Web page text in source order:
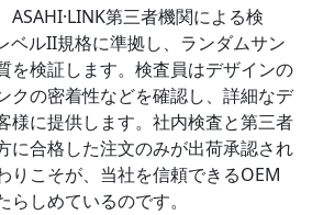
ASAHI·LINK第三者機関による検
ベルII規格に準拠し、ランダムサン
を検証します。検査員はデザインの
クの密着性などを確認し、詳細なデ
様に提供します。社内検査と第三者
に合格した注文のみが出荷承認され
りこそが、当社を信頼できるOEM
しめているのです。